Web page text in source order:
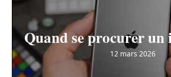
Quand se procurer un
12 mars 2026